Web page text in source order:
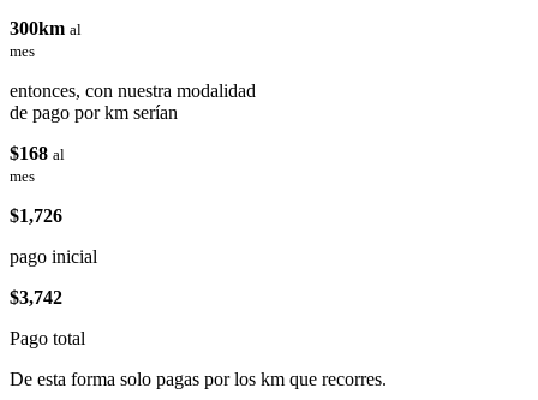
300km al
mes
entonces, con nuestra modalidad
de pago por km serían
$168 al
mes
$1,726
pago inicial
$3,742
Pago total
De esta forma solo pagas por los km que recorres.